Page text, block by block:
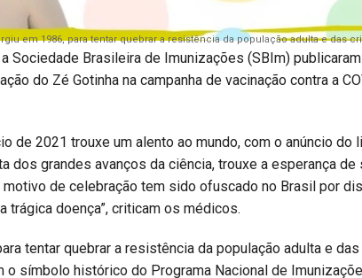
em 1986, para tentar quebrar a resistência da população adulta e das
Sociedade Brasileira de Imunizações (SBIm)
do Zé Gotinha na campanha de vacinação contra a
de 2021 trouxe um alento ao mundo, com o anúncio do
dos grandes avanços da ciência, trouxe a esperança
de celebração tem sido ofuscado no Brasil por
doença”, criticam os médicos.
tentar quebrar a resistência da população adulta e
o símbolo histórico do Programa Nacional de